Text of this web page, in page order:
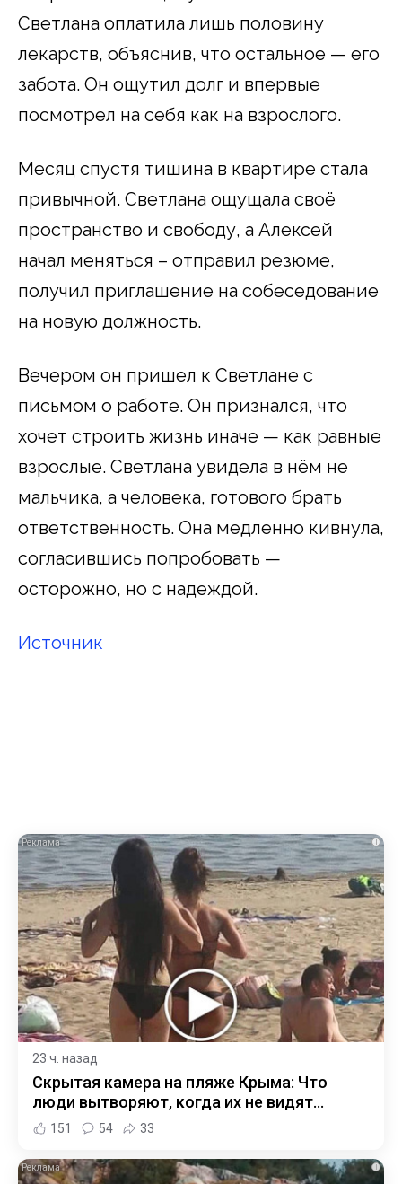
Светлана оплатила лишь половину
лекарств, объяснив, что остальное — его
забота. Он ощутил долг и впервые
посмотрел на себя как на взрослого.
Месяц спустя тишина в квартире стала
привычной. Светлана ощущала своё
пространство и свободу, а Алексей
начал меняться – отправил резюме,
получил приглашение на собеседование
на новую должность.
Вечером он пришел к Светлане с
письмом о работе. Он признался, что
хочет строить жизнь иначе — как равные
взрослые. Светлана увидела в нём не
мальчика, а человека, готового брать
ответственность. Она медленно кивнула,
согласившись попробовать —
осторожно, но с надеждой.
Источник
i
23 ч. назад
Скрытая камера на пляже Крыма: Что
люди вытворяют, когда их не видят...
151 54 33
i